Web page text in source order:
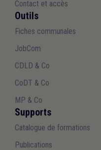
Contact et accès
Outils
Fiches communales
JobCom
CDLD & Co
CoDT & Co
MP & Co
Supports
Catalogue de formations
Publications